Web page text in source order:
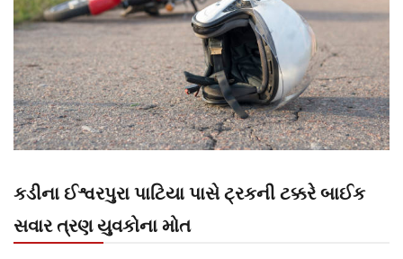
કડીના ઈશ્વરપુરા પાટિયા પાસે ટ્રકની ટક્કરે બાઈક
સવાર ત્રણ યુવકોના મોત